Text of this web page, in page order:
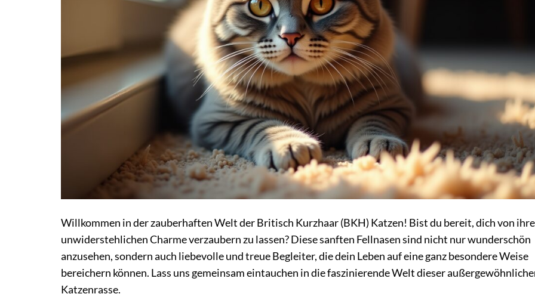
Willkommen in der zauberhaften Welt der Britisch Kurzhaar (BKH) Katzen! Bist du bereit, dich von
unwiderstehlichen Charme verzaubern zu lassen? Diese sanften Fellnasen sind nicht nur wunderschön
anzusehen, sondern auch liebevolle und treue Begleiter, die dein Leben auf eine ganz besondere Weise
bereichern können. Lass uns gemeinsam eintauchen in die faszinierende Welt dieser
Katzenrasse.